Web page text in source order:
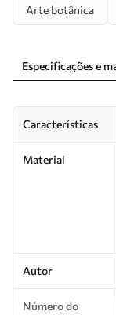
Arte botânica
Especificações e
Características
Material
Autor
Número do